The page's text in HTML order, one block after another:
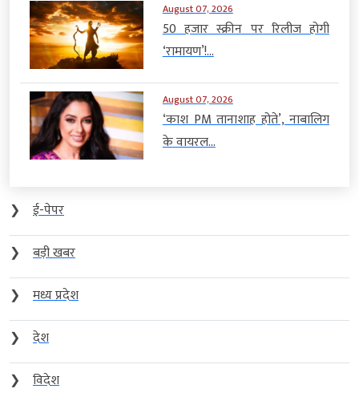
August 07, 2026
50 हजार स्क्रीन पर रिलीज होगी
‘रामायण’!...
August 07, 2026
‘काश PM तानाशाह होते’, नाबालिग
के वायरल...
❯
ई-पेपर
❯
बड़ी खबर
❯
मध्य प्रदेश
❯
देश
❯
विदेश